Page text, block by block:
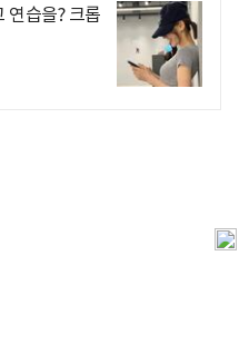
연습을? 크롭